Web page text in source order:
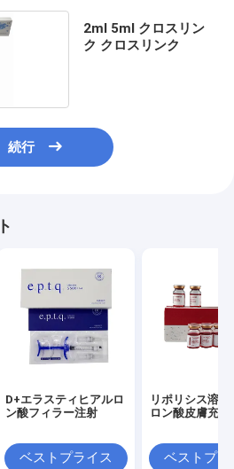
2ml 5ml クロスリン
ク クロスリンク
続行
D+エラスティヒアルロ
ン酸フィラー注射
ベストプライス
リポリシス溶液
ロン酸皮膚充填
ベストプラ